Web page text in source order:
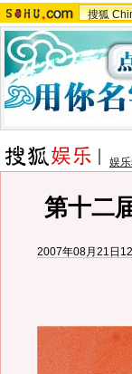
搜狐
娱
第十二
2007年08月21日